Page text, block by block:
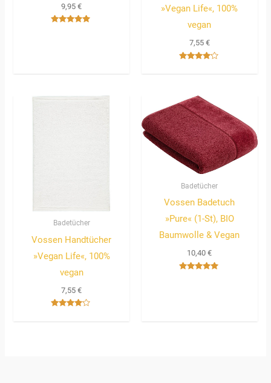
9,95€
»Vegan Life«, 100%
vegan
7,55 €
Badetücher
Vossen Handtücher
»Vegan Life«, 100%
vegan
7,55€
Badetücher
Vossen Badetuch
»Pure« (1-St), BIO
Baumwolle & Vegan
10,40€